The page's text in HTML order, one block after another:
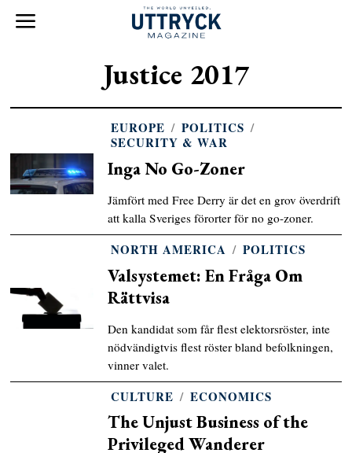
Justice 2017
EUROPE / POLITICS /
SECURITY & WAR
Inga No Go-Zoner
Jämfört med Free Derry är det en grov överdrift
att kalla Sveriges förorter för no go-zoner.
NORTH AMERICA / POLITICS
Valsystemet: En Fråga Om
Rättvisa
Den kandidat som får flest elektorsröster, inte
nödvändigtvis flest röster bland befolkningen,
vinner valet.
CULTURE / ECONOMICS
The Unjust Business of the
Privileged Wanderer